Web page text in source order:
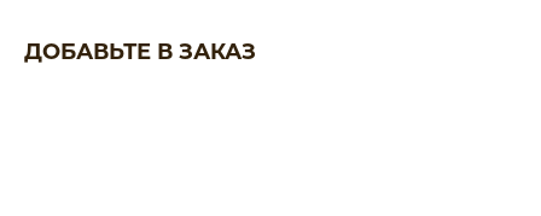
ДОБАВЬТЕ В ЗАКАЗ